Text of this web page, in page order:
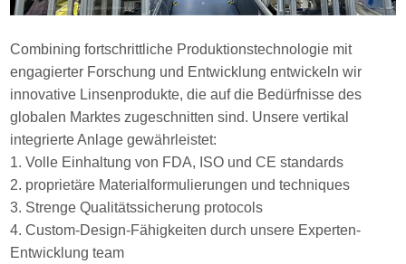
Combining fortschrittliche Produktionstechnologie mit
engagierter Forschung und Entwicklung entwickeln wir
innovative Linsenprodukte, die auf die Bedürfnisse des
globalen Marktes zugeschnitten sind. Unsere vertikal
integrierte Anlage gewährleistet:
1. Volle Einhaltung von FDA, ISO und CE standards
2. proprietäre Materialformulierungen und techniques
3. Strenge Qualitätssicherung protocols
4. Custom-Design-Fähigkeiten durch unsere Experten-
Entwicklung team